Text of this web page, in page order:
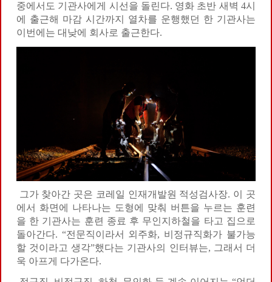
중에서도 기관사에게 시선을 돌린다. 영화 초반 새벽 4시
에 출근해 마감 시간까지 열차를 운행했던 한 기관사는
이번에는 대낮에 회사로 출근한다.
그가 찾아간 곳은 코레일 인재개발원 적성검사장. 이 곳
에서 화면에 나타나는 도형에 맞춰 버튼을 누르는 훈련
을 한 기관사는 훈련 종료 후 무인지하철을 타고 집으로
돌아간다. “전문직이라서 외주화, 비정규직화가 불가능
할 것이라고 생각”했다는 기관사의 인터뷰는, 그래서 더
욱 아프게 다가온다.